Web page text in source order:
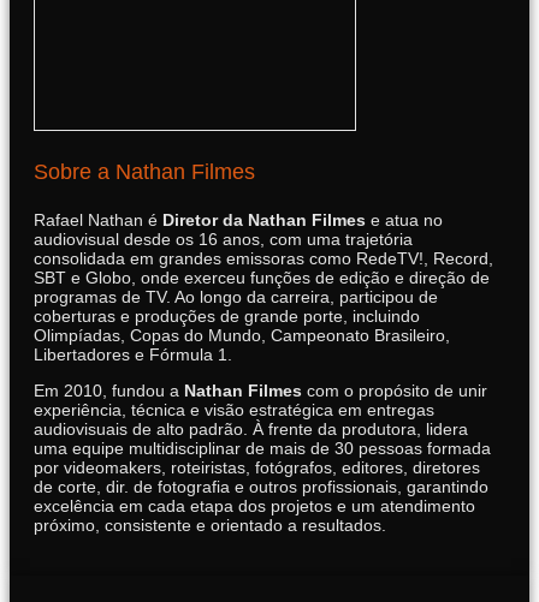
Sobre a Nathan Filmes
Rafael Nathan é Diretor da Nathan Filmes e atua no
audiovisual desde os 16 anos, com uma trajetória
consolidada em grandes emissoras como RedeTV!, Record,
SBT e Globo, onde exerceu funções de edição e direção de
programas de TV. Ao longo da carreira, participou de
coberturas e produções de grande porte, incluindo
Olimpíadas, Copas do Mundo, Campeonato Brasileiro,
Libertadores e Fórmula 1.
Em 2010, fundou a Nathan Filmes com o propósito de unir
experiência, técnica e visão estratégica em entregas
audiovisuais de alto padrão. À frente da produtora, lidera
uma equipe multidisciplinar de mais de 30 pessoas formada
por videomakers, roteiristas, fotógrafos, editores, diretores
de corte, dir. de fotografia e outros profissionais, garantindo
excelência em cada etapa dos projetos e um atendimento
próximo, consistente e orientado a resultados.